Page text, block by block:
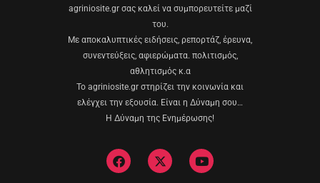
agriniosite.gr σας καλεί να συμπορευτείτε μαζί
του.
Με αποκαλυπτικές ειδήσεις, ρεπορτάζ, έρευνα,
συνεντεύξεις, αφιερώματα. πολιτισμός,
αθλητισμός κ.α
Το agriniosite.gr στηρίζει την κοινωνία και
ελέγχει την εξουσία. Είναι η Δύναμη σου…
Η Δύναμη της Ενημέρωσης!